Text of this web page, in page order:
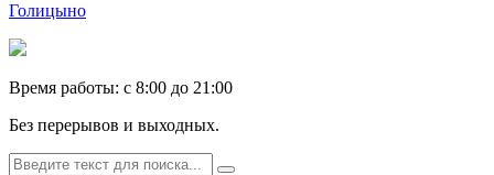
Голицыно
Время работы: c 8:00 до 21:00
Без перерывов и выходных.